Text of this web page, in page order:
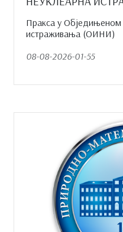
Пракса у Обједињеном
истраживања (ОИНИ)
08-08-2026-01-55